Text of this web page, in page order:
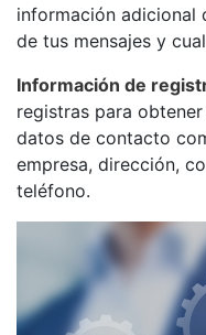
información adicional
de tus mensajes y
Información de
registras para
datos de contacto
empresa, dirección,
teléfono.